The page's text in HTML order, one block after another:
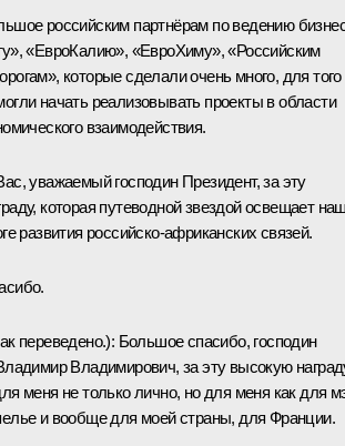
российским партнёрам по ведению
«ЕвроКалию», «ЕвроХиму», «Российским
которые сделали очень много, для того
начать реализовывать проекты в области
взаимодействия.
уважаемый господин Президент, за эту
которая путеводной звездой освещает
развития российско-африканских связей.
переведено.): Большое спасибо, господин
Владимирович, за эту высокую
меня не только лично, но для меня как для
и вообще для моей страны, для Франции.